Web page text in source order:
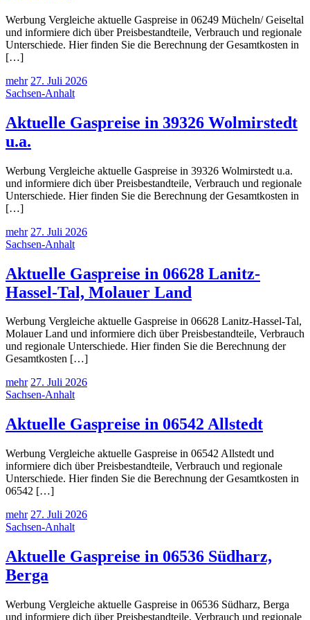
Werbung Vergleiche aktuelle Gaspreise in 06249 Mücheln/ Geiseltal
und informiere dich über Preisbestandteile, Verbrauch und regionale
Unterschiede. Hier finden Sie die Berechnung der Gesamtkosten in
[…]
mehr 27. Juli 2026
Sachsen-Anhalt
Aktuelle Gaspreise in 39326 Wolmirstedt
u.a.
Werbung Vergleiche aktuelle Gaspreise in 39326 Wolmirstedt u.a.
und informiere dich über Preisbestandteile, Verbrauch und regionale
Unterschiede. Hier finden Sie die Berechnung der Gesamtkosten in
[…]
mehr 27. Juli 2026
Sachsen-Anhalt
Aktuelle Gaspreise in 06628 Lanitz-
Hassel-Tal, Molauer Land
Werbung Vergleiche aktuelle Gaspreise in 06628 Lanitz-Hassel-Tal,
Molauer Land und informiere dich über Preisbestandteile, Verbrauch
und regionale Unterschiede. Hier finden Sie die Berechnung der
Gesamtkosten […]
mehr 27. Juli 2026
Sachsen-Anhalt
Aktuelle Gaspreise in 06542 Allstedt
Werbung Vergleiche aktuelle Gaspreise in 06542 Allstedt und
informiere dich über Preisbestandteile, Verbrauch und regionale
Unterschiede. Hier finden Sie die Berechnung der Gesamtkosten in
06542 […]
mehr 27. Juli 2026
Sachsen-Anhalt
Aktuelle Gaspreise in 06536 Südharz,
Berga
Werbung Vergleiche aktuelle Gaspreise in 06536 Südharz, Berga
und informiere dich über Preisbestandteile, Verbrauch und regionale